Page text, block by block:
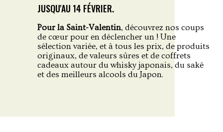
JUSQU'AU 14 FÉVRIER.
Pour la Saint-Valentin, découvrez nos coups
de cœur pour en déclencher un ! Une
sélection variée, et à tous les prix, de produits
originaux, de valeurs sûres et de coffrets
cadeaux autour du whisky japonais, du saké
et des meilleurs alcools du Japon.